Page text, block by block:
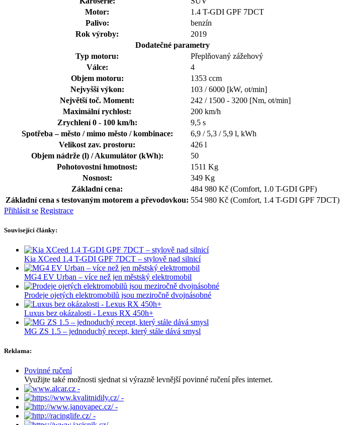
Motor:
1.4 T-GDI GPF 7DCT
Palivo:
benzín
Rok výroby:
2019
Dodatečné parametry
Typ motoru:
Přeplňovaný zážehový
Válce:
4
Objem motoru:
1353 ccm
Nejvyšší výkon:
103 / 6000 [kW, ot/min]
Největší toč. Moment:
242 / 1500 - 3200 [Nm, ot/min]
Maximální rychlost:
200 km/h
Zrychlení 0 - 100 km/h:
9,5 s
Spotřeba – město / mimo město / kombinace:
6,9 / 5,3 / 5,9 l, kWh
Velikost zav. prostoru:
426 l
Objem nádrže (l) / Akumulátor (kWh):
50
Pohotovostní hmotnost:
1511 Kg
Nosnost:
349 Kg
Základní cena:
484 980 Kč (Comfort, 1.0 T-GDI GPF)
Základní cena s testovaným motorem a převodovkou: 554 980 Kč (Comfort, 1.4 T-GDI GPF 7DCT)
Přihlásit se Registrace
Související články:
Kia XCeed 1.4 T-GDI GPF 7DCT – stylově nad silnicí
MG4 EV Urban – více než jen městský elektromobil
Prodeje ojetých elektromobilů jsou meziročně dvojnásobné
Luxus bez okázalosti - Lexus RX 450h+
MG ZS 1.5 – jednoduchý recept, který stále dává smysl
Reklama:
Povinné ručení
Využijte také možnosti sjednat si výrazně levnější povinné ručení přes internet.